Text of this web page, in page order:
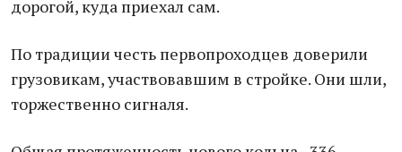
дорогой, куда приехал сам.
По традиции честь первопроходцев доверили
грузовикам, участвовавшим в стройке. Они шли,
торжественно сигналя.